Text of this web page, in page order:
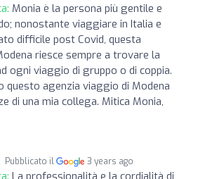
Monia è la persona più gentile e
nonostante viaggiare in Italia e
difficile post Covid, questa
riesce sempre a trovare la
ogni viaggio di gruppo o di coppia.
questo agenzia viaggio di Modena
di una mia collega. Mitica Monia,
Pubblicato il 3 years ago
La professionalità e la cordialità di